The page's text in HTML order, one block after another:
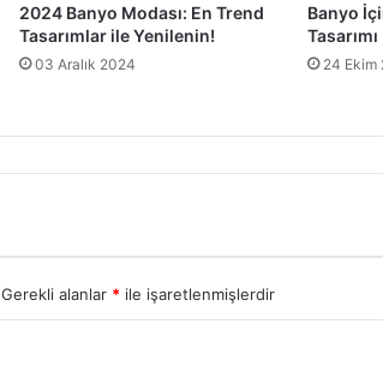
2024 Banyo Modası: En Trend
Tasarımlar ile Yenilenin!
03 Aralık 2024
Banyo
Tasarımı
24 Ekim
Gerekli alanlar * ile işaretlenmişlerdir